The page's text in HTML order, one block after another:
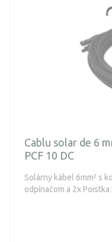
Cablu solar de 6
PCF 10 DC
Solárny kábel 6mm² s
odpínačom a 2x Poistka